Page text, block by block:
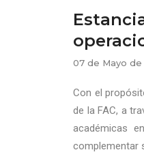
07 de Mayo
Con el
de la FAC, a
académicas
complementar